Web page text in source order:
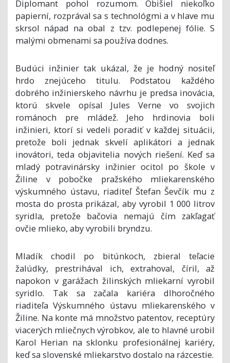
Diplomant pohol rozumom. Obišiel niekoľko
papierní, rozprával sa s technológmi a v hlave mu
skrsol nápad na obal z tzv. podlepenej fólie. S
malými obmenami sa používa dodnes.
Budúci inžinier tak ukázal, že je hodný nositeľ
hrdo znejúceho titulu. Podstatou každého
dobrého inžinierskeho návrhu je predsa inovácia,
ktorú skvele opísal Jules Verne vo svojich
románoch pre mládež. Jeho hrdinovia boli
inžinieri, ktorí si vedeli poradiť v každej situácii,
pretože boli jednak skvelí aplikátori a jednak
inovátori, teda objavitelia nových riešení. Keď sa
mladý potravinársky inžinier ocitol po škole v
Žiline v pobočke pražského mliekarenského
výskumného ústavu, riaditeľ Štefan Ševčík mu z
mosta do prosta prikázal, aby vyrobil 1 000 litrov
syridla, pretože bačovia nemajú čím zakľagať
ovčie mlieko, aby vyrobili bryndzu.
Mladík chodil po bitúnkoch, zbieral teľacie
žalúdky, prestrihával ich, extrahoval, číril, až
napokon v garážach žilinských mliekarní vyrobil
syridlo. Tak sa začala kariéra dlhoročného
riaditeľa Výskumného ústavu mliekarenského v
Žiline. Na konte má množstvo patentov, receptúry
viacerých mliečnych výrobkov, ale to hlavné urobil
Karol Herian na sklonku profesionálnej kariéry,
keď sa slovenské mliekarstvo dostalo na rázcestie.